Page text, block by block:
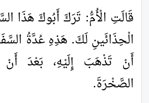
قَالَتِ الْأُمُّ: تَرَكَ أَبُوكَ هَذَا
الْحِذَائَينِ لَكَ. هَذِهِ عُدَّةُ
أَنْ تَذْهَبَ إِلَيْهِ، بَعْدَ
الصَّخْرَةَ.